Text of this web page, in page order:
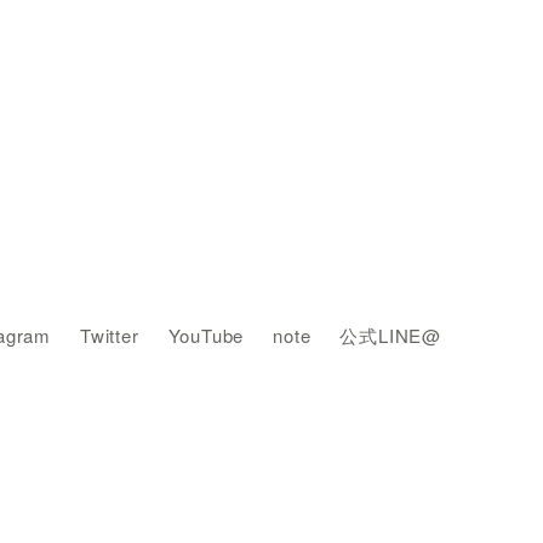
Twitter YouTube note 公式LINE@